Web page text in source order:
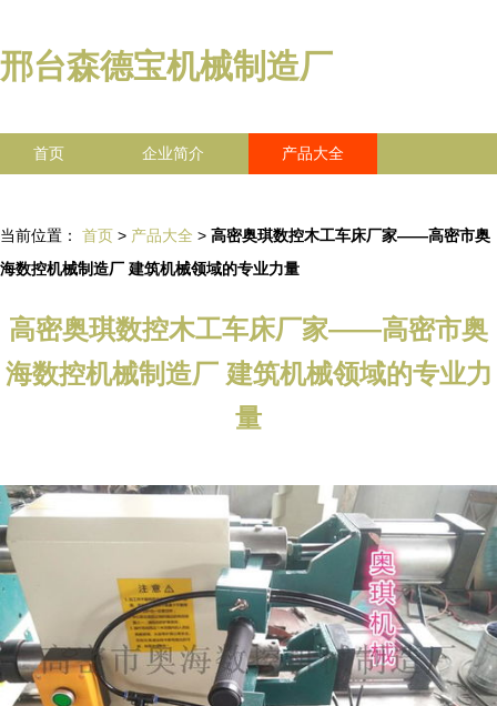
邢台森德宝机械制造厂
首页 企业简介 产品大全
当前位置： 首页 > 产品大全 > 高密奥琪数控木工车床厂家——高密市奥
海数控机械制造厂 建筑机械领域的专业力量
高密奥琪数控木工车床厂家——高密市奥
海数控机械制造厂 建筑机械领域的专业力
量